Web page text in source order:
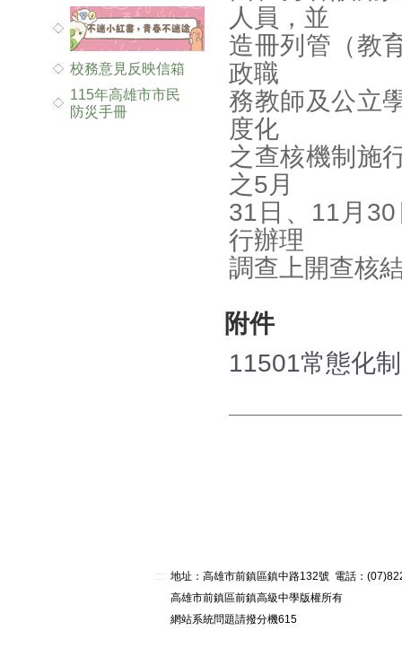
校務意見反映信箱
115年高雄市市民
防災手冊
人員，並
造冊列管（教
政職
務教師及公立
度化
之查核機制施
之5月
31日、11月
行辦理
調查上開查核
附件
11501常態化
:::
地址：高雄市前鎮區鎮中路132號 電話：
高雄市前鎮區前鎮高級中學版權所有
網站系統問題請撥分機615